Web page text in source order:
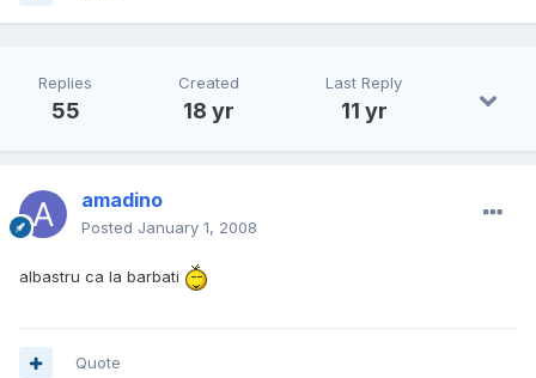
Replies
55
Created
18 yr
Last Reply
11 yr
amadino
Posted January 1, 2008
albastru ca la barbati
Quote